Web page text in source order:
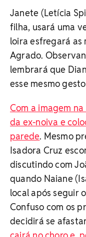
Janete (Letícia
filha, usará uma
loira esfregará as
Agrado.
lembrará que
esse mesmo
Com a imagem
da ex-noiva e
parede. Mesmo
Isadora Cruz
discutindo com
quando Naiane
local após seguir
Confuso com os
decidirá se